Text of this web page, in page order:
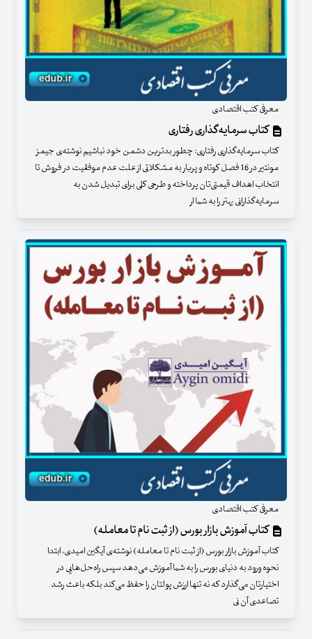
معرفی کتب اقتصادی
کتاب سرمایه‌گذاری رفتاری
کتاب سرمایه‌گذاری رفتاری: چطور بدترین دشمن خود نباشیم نوشته‌ی جیمز
مونتیر در 16 فصل کوتاه و پربار به مشکلاتی از علت عدم موفقیت در فروش تا
انتخاب اهداف قیمتی‌تان پرداخته و طرحی کلی برای تبدیل شدن به
سرمایه‌گذارانی بهتر را به شما ار
معرفی کتب اقتصادی
کتاب آموزش بازار بورس (از ثبت نام تا معامله)
کتاب آموزش بازار بورس (از ثبت نام تا معامله) نوشته‌ی آیگین امیدی، ابتدا
نحوه ورود به دنیای بورس را به شما آموزش می‌دهد سپس راه‌حل‌هایی در
اختیارتان می‌گذارد که نه تنها ارزش پولتان را حفظ می‌کند بلکه باعث رشد
تصاعدی آن نی